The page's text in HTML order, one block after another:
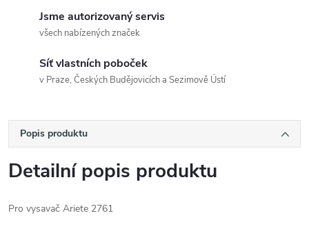
Jsme autorizovaný servis
všech nabízených značek
Síť vlastních poboček
v Praze, Českých Budějovicích a Sezimově Ústí
Popis produktu
Detailní popis produktu
Pro vysavač Ariete 2761